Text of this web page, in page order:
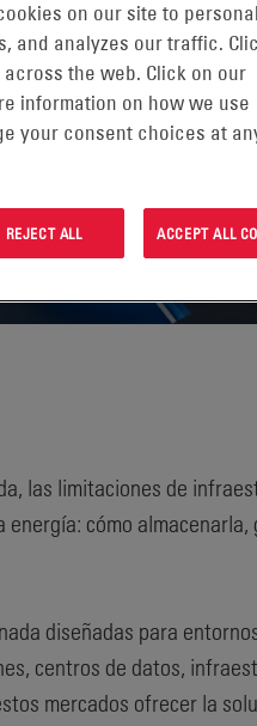
las limitaciones de
cómo
diseñadas para
centros de datos,
mercados ofrecer la
on our site to
and analyzes our traffic.
the web. Click on our
information on how we use
your consent choices at
REJECT ALL ACCEPT ALL